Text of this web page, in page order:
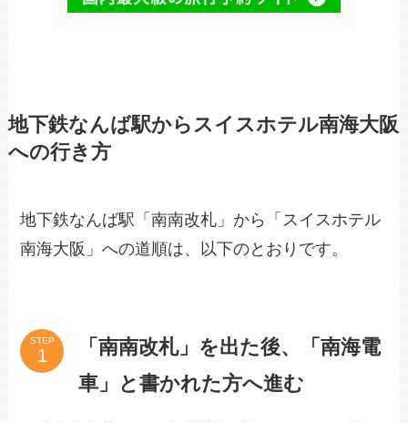
地下鉄なんば駅からスイスホテル南海大阪
への行き方
地下鉄なんば駅「南南改札」から「スイスホテル
南海大阪」への道順は、以下のとおりです。
STEP
「南南改札」を出た後、「南海電
車」と書かれた方へ進む